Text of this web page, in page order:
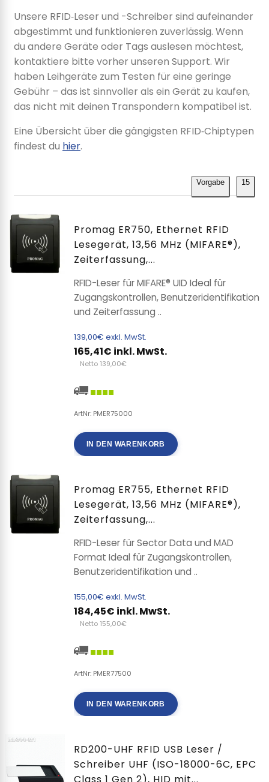
Unsere RFID‑Leser und -Schreiber sind aufeinander
abgestimmt und funktionieren zuverlässig. Wenn
du andere Geräte oder Tags auslesen möchtest,
kontaktiere bitte vorher unseren Support. Wir
haben Leihgeräte zum Testen für eine geringe
Gebühr – das ist sinnvoller als ein Gerät zu kaufen,
das nicht mit deinen Transpondern kompatibel ist.
Eine Übersicht über die gängigsten RFID‑Chiptypen
findest du hier.
Vorgabe 15
Promag ER750, Ethernet RFID
Lesegerät, 13,56 MHz (MIFARE®),
Zeiterfassung,...
RFID-Leser für MIFARE® UID Ideal für
Zugangskontrollen, Benutzeridentifikation
und Zeiterfassung ..
139,00€ exkl. MwSt.
165,41€ inkl. MwSt.
Netto 139,00€
ArtNr: PMER75000
IN DEN WARENKORB
Promag ER755, Ethernet RFID
Lesegerät, 13,56 MHz (MIFARE®),
Zeiterfassung,...
RFID-Leser für Sector Data und MAD
Format Ideal für Zugangskontrollen,
Benutzeridentifikation und ..
155,00€ exkl. MwSt.
184,45€ inkl. MwSt.
Netto 155,00€
ArtNr: PMER77500
IN DEN WARENKORB
RD200-UHF RFID USB Leser /
Schreiber UHF (ISO-18000-6C, EPC